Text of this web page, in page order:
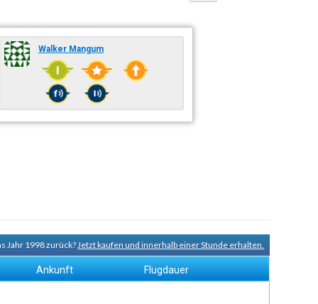
Walker Mangum
Jahr 1998 zurück?Jetzt kaufen und innerhalb einer Stunde erhalten.
Ankunft Flugdauer